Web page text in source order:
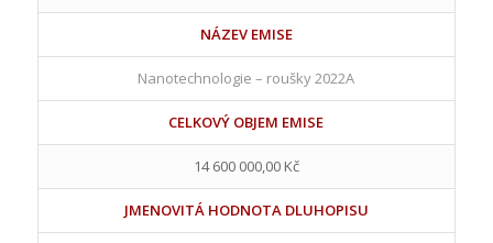
NÁZEV EMISE
Nanotechnologie – roušky 2022A
CELKOVÝ OBJEM EMISE
14 600 000,00 Kč
JMENOVITÁ HODNOTA DLUHOPISU